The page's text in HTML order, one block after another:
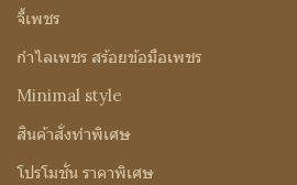
จี้เพชร
กำไลเพชร สร้อยข้อมือเพชร
Minimal style
สินค้าสั่งทำพิเศษ
โปรโมชั่น ราคาพิเศษ